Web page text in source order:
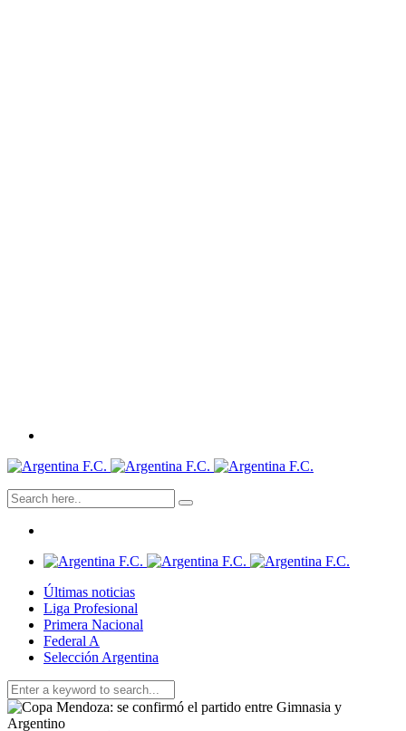
Últimas noticias
Liga Profesional
Primera Nacional
Federal A
Selección Argentina